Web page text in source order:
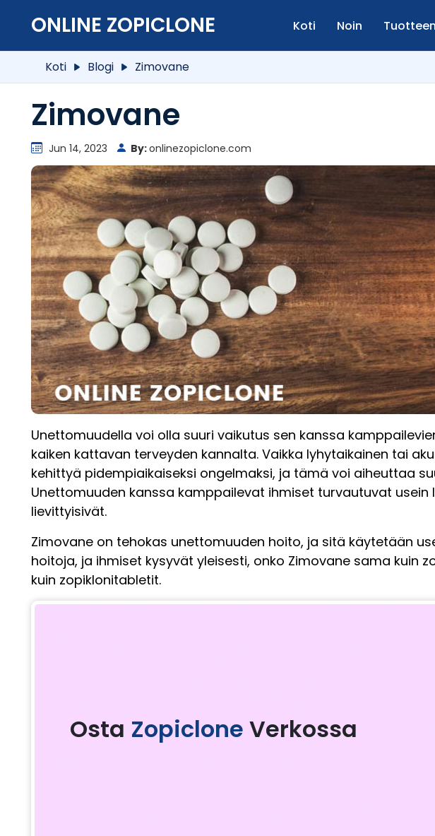
ONLINE ZOPICLONE Koti Noin
Koti Blogi Zimovane
Zimovane
Jun 14, 2023 By:onlinezopiclone.com
Unettomuudella voi olla suuri vaikutus sen kanssa
kaiken kattavan terveyden kannalta. Vaikka lyhytaikainen tai
kehittyä pidempiaikaiseksi ongelmaksi, ja tämä voi aiheuttaa
Unettomuuden kanssa kamppailevat ihmiset turvautuvat
lievittyisivät.
Zimovane on tehokas unettomuuden hoito, ja sitä käytetään
hoitoja, ja ihmiset kysyvät yleisesti, onko Zimovane sama kuin
kuin zopiklonitabletit.
Osta Zopiclone Verkossa